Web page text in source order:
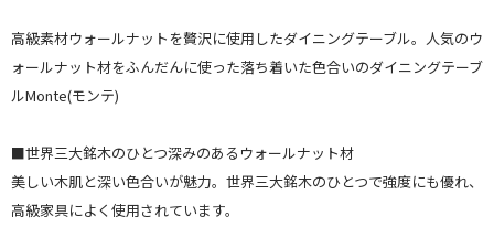
高級素材ウォールナットを贅沢に使用したダイニングテーブル。人気のウ
ォールナット材をふんだんに使った落ち着いた色合いのダイニングテーブ
ルMonte(モンテ)
■世界三大銘木のひとつ深みのあるウォールナット材
美しい木肌と深い色合いが魅力。世界三大銘木のひとつで強度にも優れ、
高級家具によく使用されています。